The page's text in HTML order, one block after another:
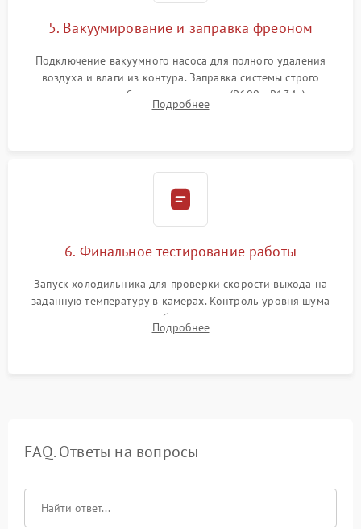
5. Вакуумирование и заправка фреоном
Подключение вакуумного насоса для полного удаления
воздуха и влаги из контура. Заправка системы строго
дозированным объемом хладагента (R600a, R134a) по
электронным весам. Контроль рабочего давления в системе.
Подробнее
6. Финальное тестирование работы
Запуск холодильника для проверки скорости выхода на
заданную температуру в камерах. Контроль уровня шума
компрессора, отсутствия обмерзания стенок и корректного
срабатывания системы автоматической оттайки.
Подробнее
FAQ. Ответы на вопросы